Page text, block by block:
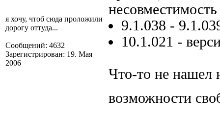
я хочу, чтоб сюда проложили
дорогу оттуда...
Сообщений: 4632
Зарегистрирован: 19. Мая
2006
9.1.038 -
10.1.021 -
Что-то не нашел
возможности